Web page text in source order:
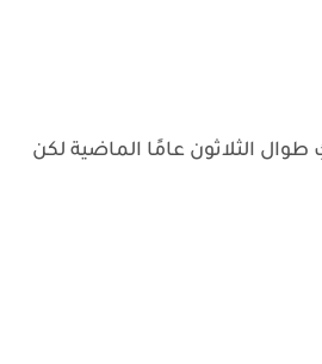
الثلاثون عامًا الماضية لكن